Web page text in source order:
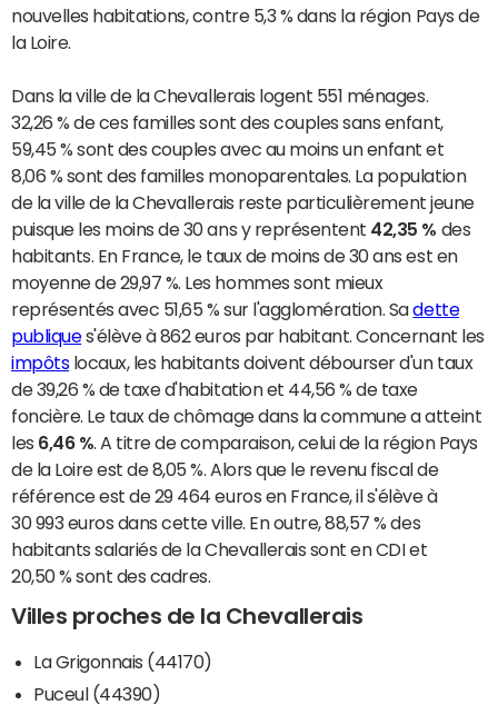
nouvelles habitations, contre 5,3 % dans la région Pays de
la Loire.
Dans la ville de la Chevallerais logent 551 ménages.
32,26 % de ces familles sont des couples sans enfant,
59,45 % sont des couples avec au moins un enfant et
8,06 % sont des familles monoparentales. La population
de la ville de la Chevallerais reste particulièrement jeune
puisque les moins de 30 ans y représentent 42,35 % des
habitants. En France, le taux de moins de 30 ans est en
moyenne de 29,97 %. Les hommes sont mieux
représentés avec 51,65 % sur l'agglomération. Sadette
publiques'élève à 862 euros par habitant. Concernant les
impôtslocaux, les habitants doivent débourser d'un taux
de 39,26 % de taxe d'habitation et 44,56 % de taxe
foncière. Le taux de chômage dans la commune a atteint
les 6,46 %. A titre de comparaison, celui de la région Pays
de la Loire est de 8,05 %. Alors que le revenu fiscal de
référence est de 29 464 euros en France, il s'élève à
30 993 euros dans cette ville. En outre, 88,57 % des
habitants salariés de la Chevallerais sont en CDI et
20,50 % sont des cadres.
Villes proches de la Chevallerais
La Grigonnais (44170)
Puceul (44390)